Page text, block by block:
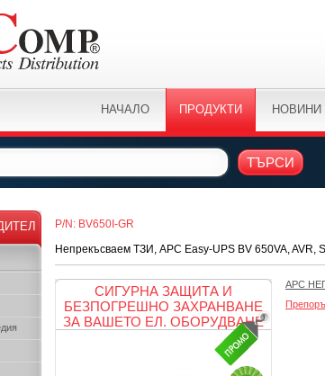
НАЧАЛО ПРОДУКТИ НОВИНИ
ТЪРСИ
P/N: BV650I-GR
Непрекъсваем ТЗИ, APC Easy-UPS BV 650VA, AVR,
СИГУРНА ЗАЩИТА И
БЕЗПОГРЕШНО ЗАХРАНВАНЕ
ЗА ВАШЕТО ЕЛ. ОБОРУДВАНЕ
APC